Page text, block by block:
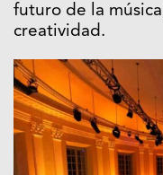
futuro de la
creatividad.